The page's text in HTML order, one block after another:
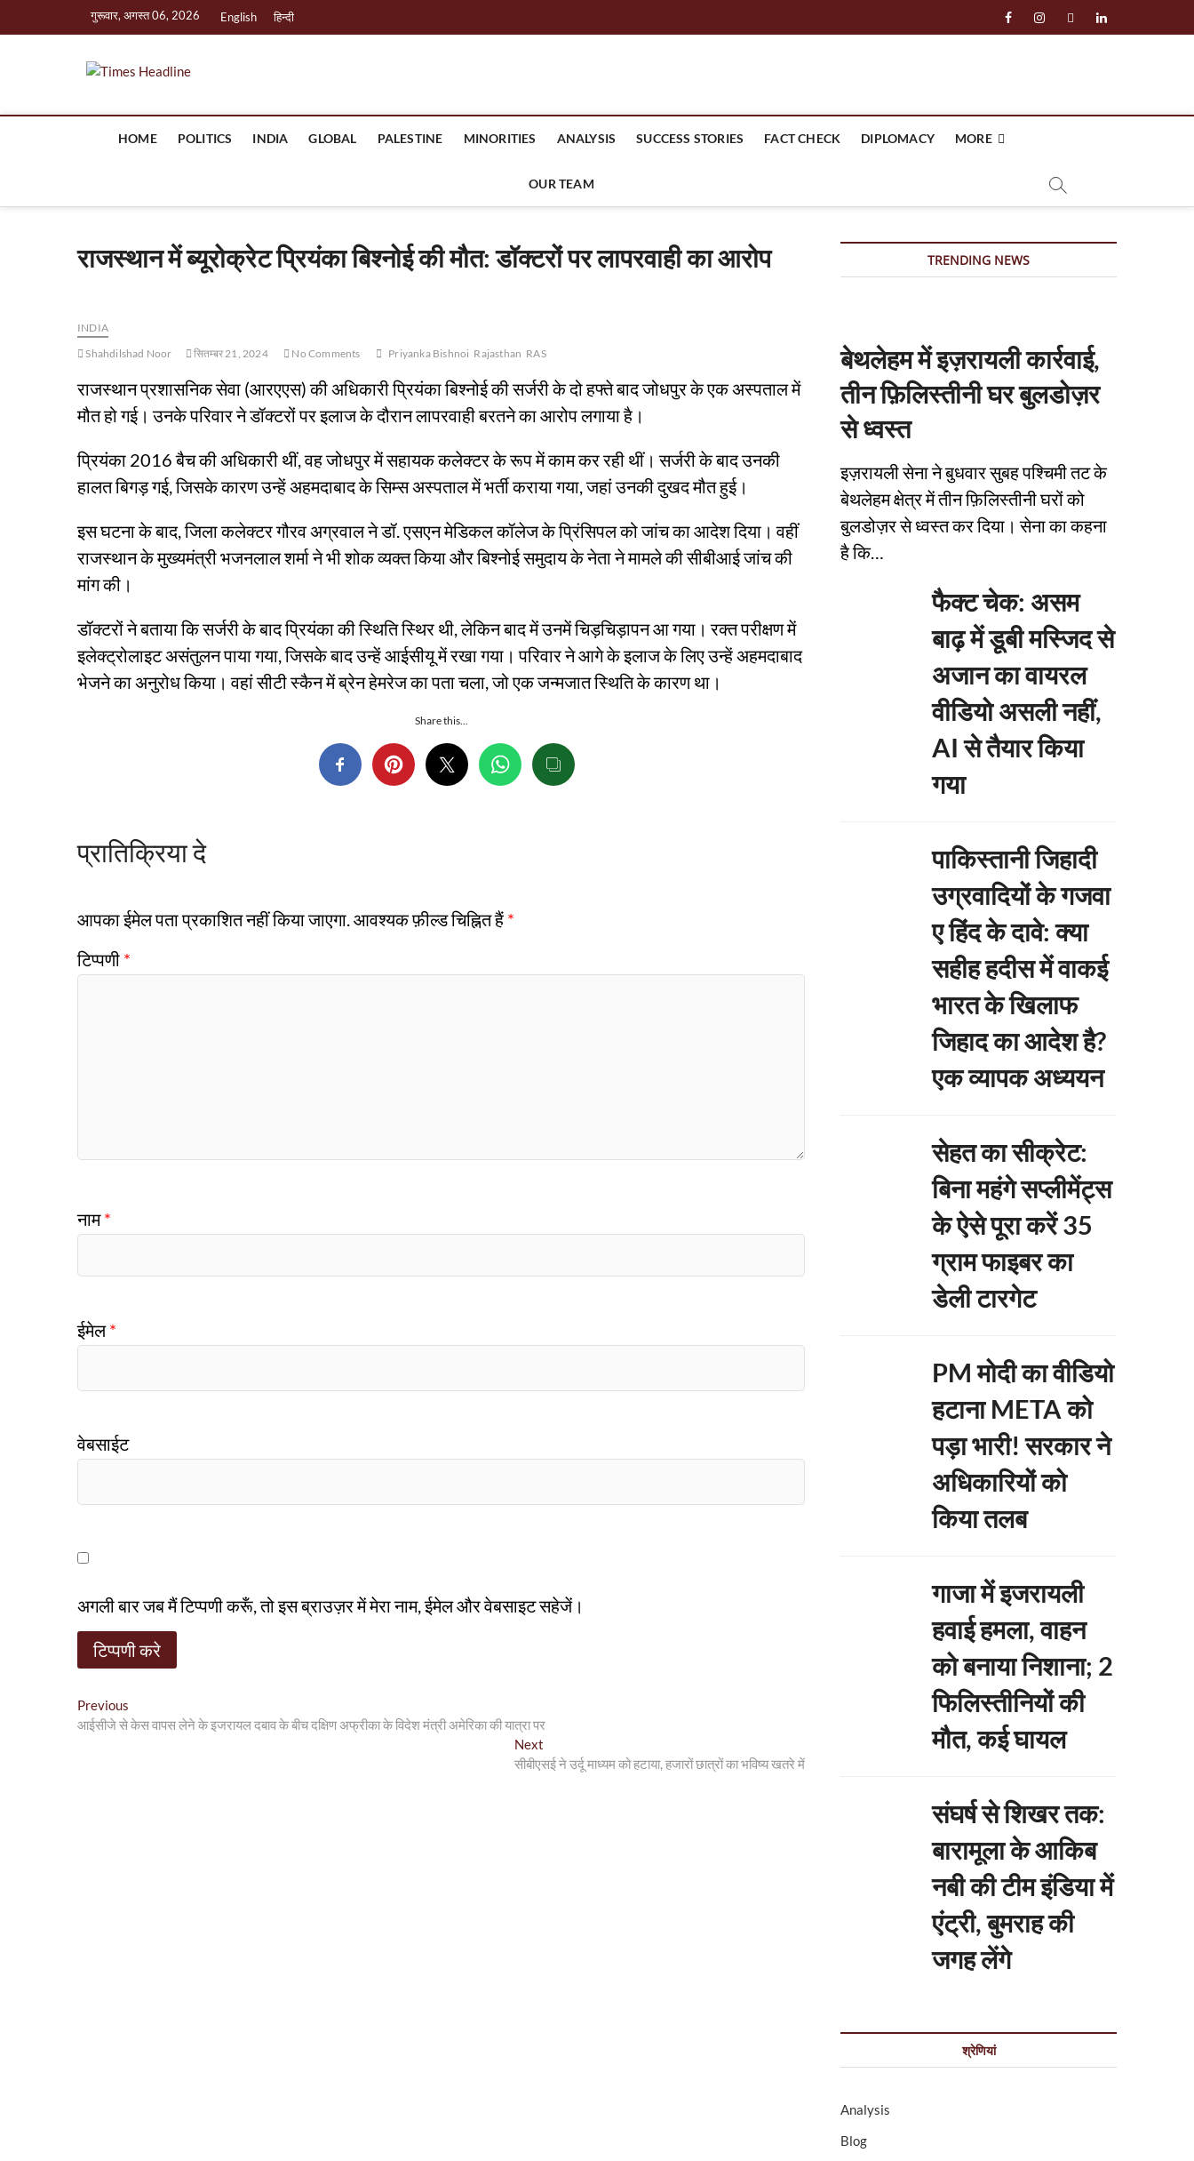
गुरूवार, अगस्त 06, 2026 English हिन्दी facebookinstagramtwitterlinkedin
HOME POLITICS INDIA GLOBAL PALESTINE MINORITIES ANALYSIS SUCCESS STORIES FACT CHECK DIPLOMACY MORE
OUR TEAM
राजस्थान में ब्यूरोक्रेट प्रियंका बिश्नोई की मौत: डॉक्टरों पर लापरवाही का आरोप
INDIA
Shahdilshad Noor
सितम्बर 21, 2024 No Comments Priyanka Bishnoi Rajasthan RAS
राजस्थान प्रशासनिक सेवा (आरएएस) की अधिकारी प्रियंका बिश्नोई की सर्जरी के दो हफ्ते बाद जोधपुर के एक अस्पताल में
मौत हो गई। उनके परिवार ने डॉक्टरों पर इलाज के दौरान लापरवाही बरतने का आरोप लगाया है।
प्रियंका 2016 बैच की अधिकारी थीं, वह जोधपुर में सहायक कलेक्टर के रूप में काम कर रही थीं। सर्जरी के बाद उनकी
हालत बिगड़ गई, जिसके कारण उन्हें अहमदाबाद के सिम्स अस्पताल में भर्ती कराया गया, जहां उनकी दुखद मौत हुई।
इस घटना के बाद, जिला कलेक्टर गौरव अग्रवाल ने डॉ. एसएन मेडिकल कॉलेज के प्रिंसिपल को जांच का आदेश दिया। वहीं
राजस्थान के मुख्यमंत्री भजनलाल शर्मा ने भी शोक व्यक्त किया और बिश्नोई समुदाय के नेता ने मामले की सीबीआई जांच की
मांग की।
डॉक्टरों ने बताया कि सर्जरी के बाद प्रियंका की स्थिति स्थिर थी, लेकिन बाद में उनमें चिड़चिड़ापन आ गया। रक्त परीक्षण में
इलेक्ट्रोलाइट असंतुलन पाया गया, जिसके बाद उन्हें आईसीयू में रखा गया। परिवार ने आगे के इलाज के लिए उन्हें अहमदाबाद
भेजने का अनुरोध किया। वहां सीटी स्कैन में ब्रेन हेमरेज का पता चला, जो एक जन्मजात स्थिति के कारण था।
Share this...
प्रातिक्रिया दे
आपका ईमेल पता प्रकाशित नहीं किया जाएगा.आवश्यक फ़ील्ड चिह्नित हैं *
टिप्पणी *
नाम*
ईमेल*
वेबसाईट
अगली बार जब मैं टिप्पणी करूँ, तो इस ब्राउज़र में मेरा नाम, ईमेल और वेबसाइट सहेजें।
पोस्ट
नेविगेशन
Previous
post:
आईसीजे से केस वापस लेने के इजरायल दबाव के बीच दक्षिण अफ्रीका के विदेश मंत्री अमेरिका की यात्रा पर
Next
post:
सीबीएसई ने उर्दू माध्यम को हटाया, हजारों छात्रों का भविष्य खतरे में
TRENDING NEWS
बेथलेहम में इज़रायली कार्रवाई,
तीन फ़िलिस्तीनी घर बुलडोज़र
से ध्वस्त
इज़रायली सेना ने बुधवार सुबह पश्चिमी तट के
बेथलेहम क्षेत्र में तीन फ़िलिस्तीनी घरों को
बुलडोज़र से ध्वस्त कर दिया। सेना का कहना
है कि…
फैक्ट चेक: असम
बाढ़ में डूबी मस्जिद से
अजान का वायरल
वीडियो असली नहीं,
AI से तैयार किया
गया
पाकिस्तानी जिहादी
उग्रवादियों के गजवा
ए हिंद के दावे: क्या
सहीह हदीस में वाकई
भारत के खिलाफ
जिहाद का आदेश है?
एक व्यापक अध्ययन
सेहत का सीक्रेट:
बिना महंगे सप्लीमेंट्स
के ऐसे पूरा करें 35
ग्राम फाइबर का
डेली टारगेट
PM मोदी का वीडियो
हटाना META को
पड़ा भारी! सरकार ने
अधिकारियों को
किया तलब
गाजा में इजरायली
हवाई हमला, वाहन
को बनाया निशाना; 2
फिलिस्तीनियों की
मौत, कई घायल
संघर्ष से शिखर तक:
बारामूला के आकिब
नबी की टीम इंडिया में
एंट्री, बुमराह की
जगह लेंगे
श्रेणियां
Analysis
Blog